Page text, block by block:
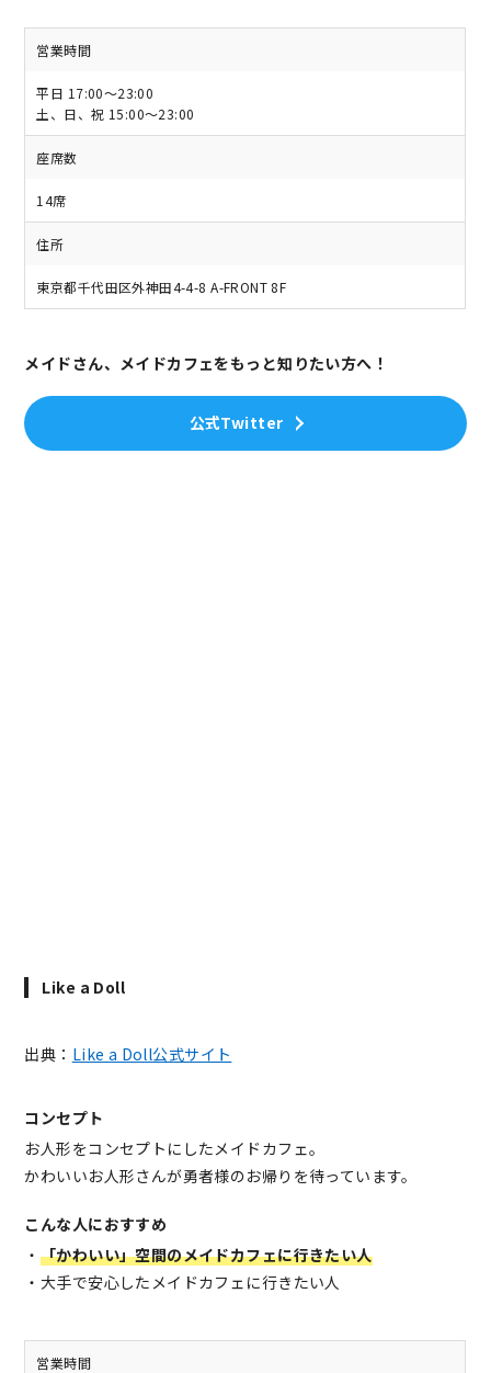
営業時間
平日 17:00～23:00
土、日、祝 15:00～23:00
座席数
14席
住所
東京都千代田区外神田4-4-8 A-FRONT 8F
メイドさん、メイドカフェをもっと知りたい方へ！
公式Twitter
Like a Doll
出典： Like a Doll公式サイト
コンセプト
お人形をコンセプトにしたメイドカフェ。
かわいいお人形さんが勇者様のお帰りを待っています。
こんな人におすすめ
・ 「かわいい」空間のメイドカフェに行きたい人
・大手で安心したメイドカフェに行きたい人
営業時間